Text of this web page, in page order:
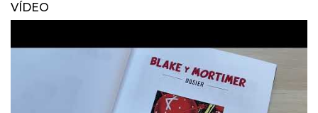
VÍDEO